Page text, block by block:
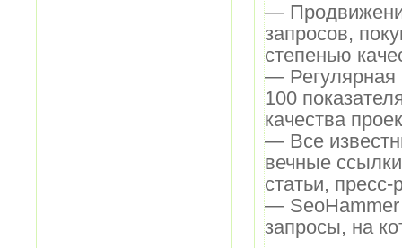
—
запросов,
степенью
— Регулярная
100
качества
— Все
вечные
статьи, пресс-
— SeoHammer
запросы, на